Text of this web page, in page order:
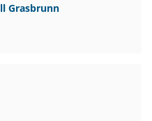
Grasbrunn